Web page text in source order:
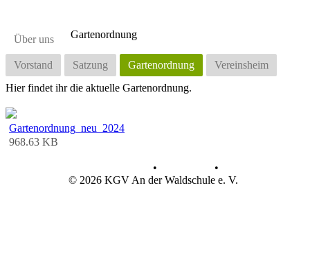
Über uns
Vorstand Satzung Gartenordnung Vereinsheim
Gartenordnung
Hier findet ihr die aktuelle Gartenordnung.
Gartenordnung_neu_2024
968.63 KB
•
•
© 2026 KGV An der Waldschule e. V.